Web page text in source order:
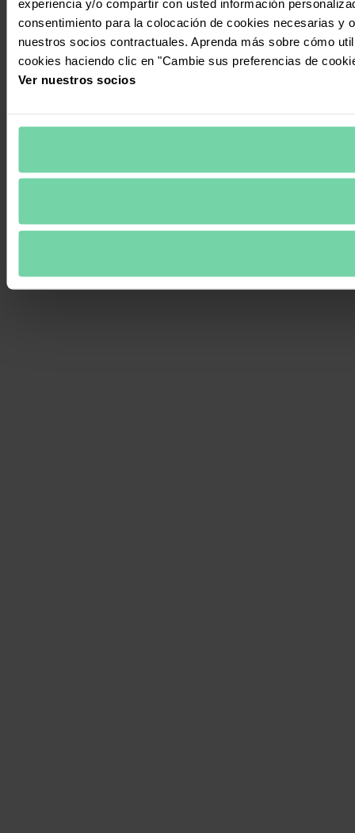
experiencia y/o compartir con usted información
consentimiento para la colocación de cookies necesarias
nuestros socios contractuales. Aprenda más sobre cómo
cookies haciendo clic en "Cambie sus preferencias de
Ver nuestros socios